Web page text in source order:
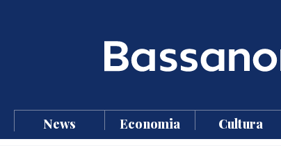
News Economia Cultura